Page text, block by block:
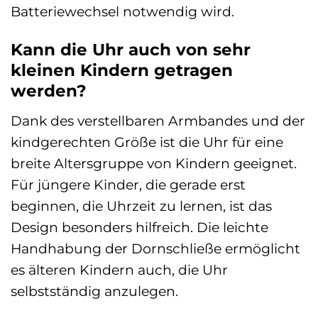
Batteriewechsel notwendig wird.
Kann die Uhr auch von sehr
kleinen Kindern getragen
werden?
Dank des verstellbaren Armbandes und der
kindgerechten Größe ist die Uhr für eine
breite Altersgruppe von Kindern geeignet.
Für jüngere Kinder, die gerade erst
beginnen, die Uhrzeit zu lernen, ist das
Design besonders hilfreich. Die leichte
Handhabung der Dornschließe ermöglicht
es älteren Kindern auch, die Uhr
selbstständig anzulegen.